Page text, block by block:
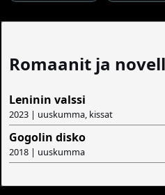
Romaanit ja
Leninin valssi
2023 | uuskumma, kissat
Gogolin disko
2018 | uuskumma